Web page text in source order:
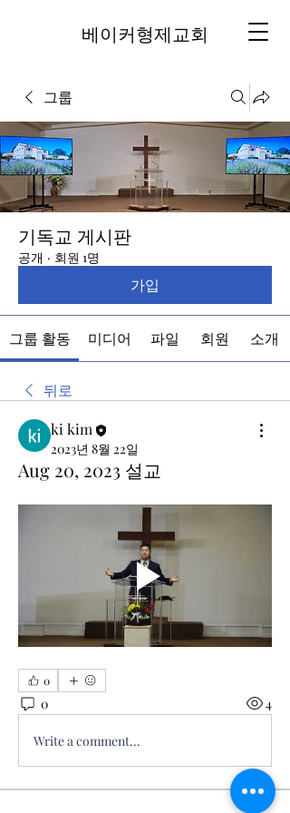
베이커형제교회
그룹
기독교 게시판
공개 · 회원 1명
가입
그룹 활동 미디어 파일 회원 소개
뒤로
ki kim
2023년 8월 22일
Aug 20, 2023 설교
0
0 4
Write a comment...